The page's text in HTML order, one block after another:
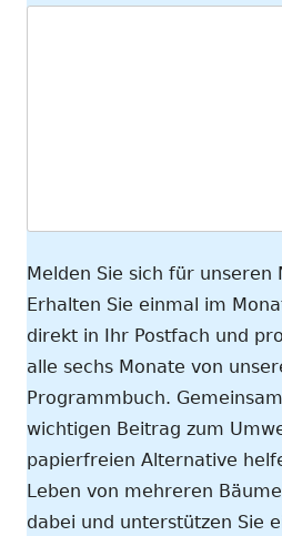
Melden Sie sich für unseren
Erhalten Sie einmal im
direkt in Ihr Postfach und
alle sechs Monate von
Programmbuch.
wichtigen Beitrag zum
papierfreien Alternative
Leben von mehreren
dabei und unterstützen Sie